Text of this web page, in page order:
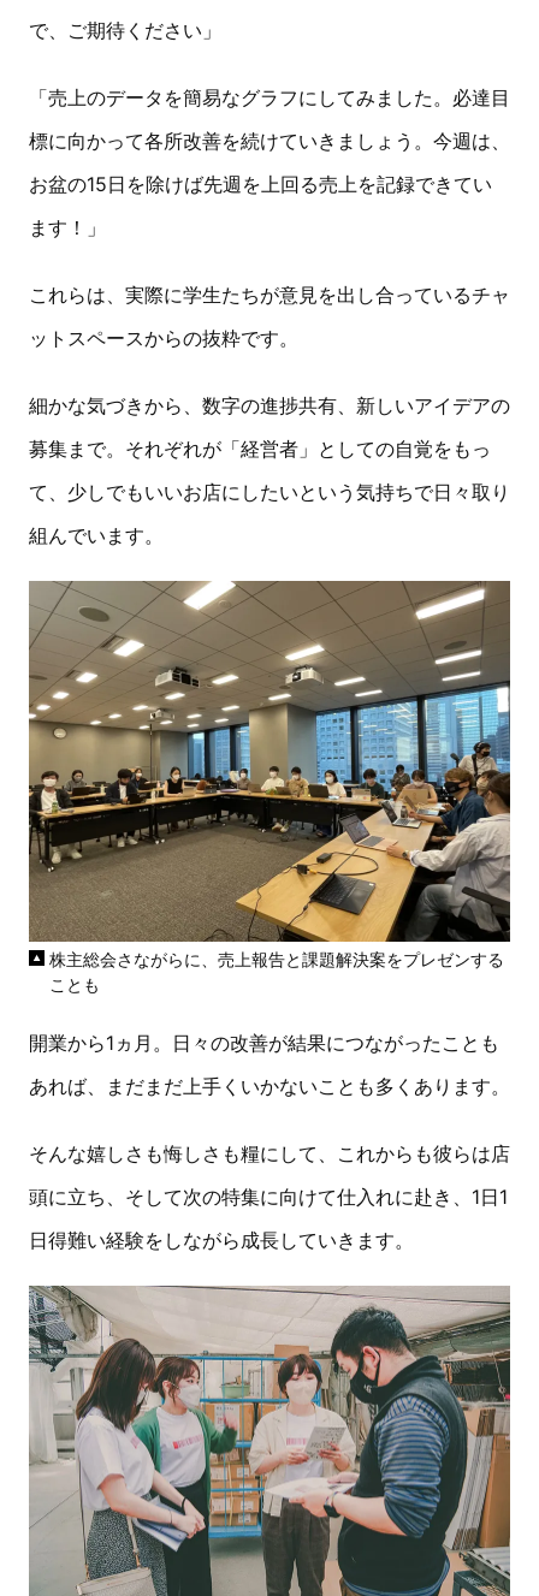
で、ご期待ください」
「売上のデータを簡易なグラフにしてみました。必達目
標に向かって各所改善を続けていきましょう。今週は、
お盆の15日を除けば先週を上回る売上を記録できてい
ます！」
これらは、実際に学生たちが意見を出し合っているチャ
ットスペースからの抜粋です。
細かな気づきから、数字の進捗共有、新しいアイデアの
募集まで。それぞれが「経営者」としての自覚をもっ
て、少しでもいいお店にしたいという気持ちで日々取り
組んでいます。
株主総会さながらに、売上報告と課題解決案をプレゼンする
ことも
開業から1ヵ月。日々の改善が結果につながったことも
あれば、まだまだ上手くいかないことも多くあります。
そんな嬉しさも悔しさも糧にして、これからも彼らは店
頭に立ち、そして次の特集に向けて仕入れに赴き、1日1
日得難い経験をしながら成長していきます。